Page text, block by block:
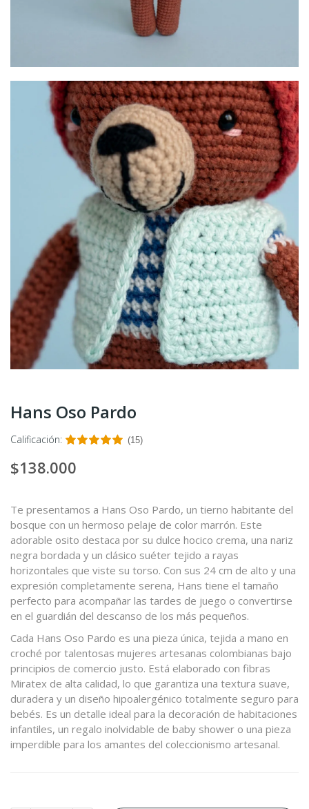
Hans Oso Pardo
Calificación: (15)
$138.000
Te presentamos a Hans Oso Pardo, un tierno habitante del
bosque con un hermoso pelaje de color marrón. Este
adorable osito destaca por su dulce hocico crema, una nariz
negra bordada y un clásico suéter tejido a rayas
horizontales que viste su torso. Con sus 24 cm de alto y una
expresión completamente serena, Hans tiene el tamaño
perfecto para acompañar las tardes de juego o convertirse
en el guardián del descanso de los más pequeños.
Cada Hans Oso Pardo es una pieza única, tejida a mano en
croché por talentosas mujeres artesanas colombianas bajo
principios de comercio justo. Está elaborado con fibras
Miratex de alta calidad, lo que garantiza una textura suave,
duradera y un diseño hipoalergénico totalmente seguro para
bebés. Es un detalle ideal para la decoración de habitaciones
infantiles, un regalo inolvidable de baby shower o una pieza
imperdible para los amantes del coleccionismo artesanal.